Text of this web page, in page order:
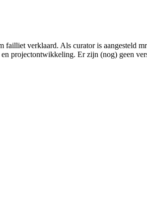
verklaard. Als curator is aangesteld
projectontwikkeling. Er zijn (nog) geen